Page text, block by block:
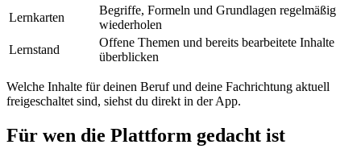
Lernkarten
Begriffe, Formeln und Grundlagen regelmäßig
wiederholen
Lernstand
Offene Themen und bereits bearbeitete Inhalte
überblicken
Welche Inhalte für deinen Beruf und deine Fachrichtung aktuell
freigeschaltet sind, siehst du direkt in der App.
Für wen die Plattform gedacht ist